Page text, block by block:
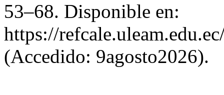
53–68. Disponible en:
https://
(Accedido: 9agosto2026).